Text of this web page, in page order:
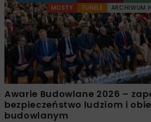
MOSTY
TUNELE ARCHIWUM
Awarie Budowlane 2026 –
bezpieczeństwo ludziom i
budowlanym